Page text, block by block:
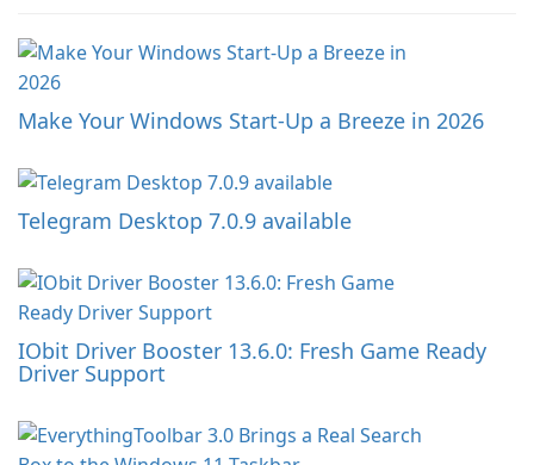
Make Your Windows Start-Up a Breeze in 2026
Telegram Desktop 7.0.9 available
IObit Driver Booster 13.6.0: Fresh Game Ready
Driver Support